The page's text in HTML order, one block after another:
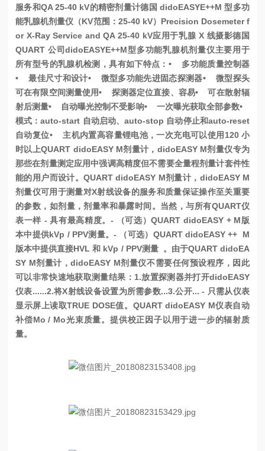
服务和QA 25-40 kV的精密剂量计德国 didoEASYE++M 型多功
能乳腺机剂量仪（KV范围：25-40 kV） Precision Dosemeter f
or X-Ray Service and QA 25-40 kV应用于乳腺 X 线摄影德国
QUART 公司didoEASYE++M型多功能乳腺机剂量仪主要用于
所有型号的乳腺机检测，具有如下特点： • 多功能质量控制器
• 最佳尺寸和设计• 微型多功能先进固态探测器• 微型探头
可在有限空间测量使用• 探测器定位直接、容易• 可在散射辐
射后测量• 自动曝光控制不受影响• 一次曝光获取全部参数•
模式：auto-start 自动启动、auto-stop 自动停止和auto-reset
自动复位• 主机内置高容量锂电池，一次充电可以使用120 小
时以上QUART didoEASY M剂量计，didoEASY M剂量仪专为
那些在剂量测定应用中强调高精度但不需要全量程剂量计套件性
能的用户而设计。 QUART didoEASY M剂量计，didoEASY M
剂量仪可用于测量对X射线设备的服务和质量保证操作至关重要
的参数，如剂量，剂量率和暴露时间。当然，与所有QUART仪
表一样 - 具有最高精度。 - （可选）QUART didoEASY + M版
本中提供kVp / PPV测量。- （可选）QUART didoEASY ++ M
版本中提供直接HVL 和 kVp / PPV测量 。 由于QUART didoEA
SY M剂量计，didoEASY M剂量仪不需要任何预设程序，因此
可以非常快速地获取测量结果： 1.放置探测器并打开didoEASY
仪表......2.将X射线设备设置为所需参数...3.公开... - 只需从仪表
显示屏上读取TRUE DOSE值。QUART didoEASY M仪表自动
补偿Mo / Mo光束质量。提供校正因子以用于进一步的辐射质
量。